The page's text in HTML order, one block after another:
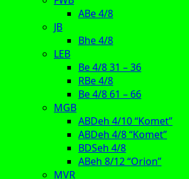
ABe 4/8
JB
Bhe 4/8
LEB
Be 4/8 31 – 36
RBe 4/8
Be 4/8 61 – 66
MGB
ABDeh 4/10 “Komet”
ABDeh 4/8 “Komet”
BDSeh 4/8
ABeh 8/12 “Orion”
MVR